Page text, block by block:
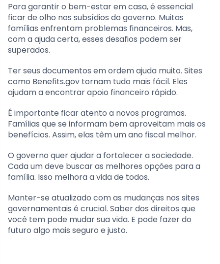
Para garantir o bem-estar em casa, é essencial
ficar de olho nos subsídios do governo. Muitas
famílias enfrentam problemas financeiros. Mas,
com a ajuda certa, esses desafios podem ser
superados.
Ter seus documentos em ordem ajuda muito. Sites
como Benefits.gov tornam tudo mais fácil. Eles
ajudam a encontrar apoio financeiro rápido.
É importante ficar atento a novos programas.
Famílias que se informam bem aproveitam mais os
benefícios. Assim, elas têm um ano fiscal melhor.
O governo quer ajudar a fortalecer a sociedade.
Cada um deve buscar as melhores opções para a
família. Isso melhora a vida de todos.
Manter-se atualizado com as mudanças nos sites
governamentais é crucial. Saber dos direitos que
você tem pode mudar sua vida. E pode fazer do
futuro algo mais seguro e justo.